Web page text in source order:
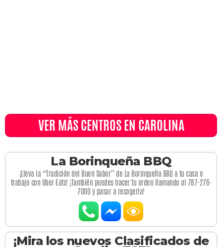
VER MÁS CENTROS EN CAROLINA
La Borinqueña BBQ
¡Lleva la “Tradición del Buen Sabor” de La Borinqueña BBQ a tu casa o
trabajo con Uber Eats! ¡También puedes hacer tu orden llamando al 787-276-
7000 y pasar a recogerla!
¡Mira los nuevos Clasificados de